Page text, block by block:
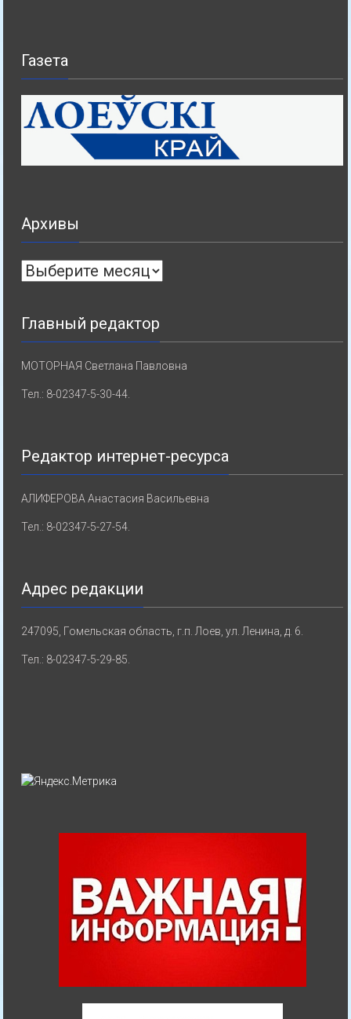
Газета
Архивы
Архивы
Главный редактор
МОТОРНАЯ Светлана Павловна
Тел.: 8-02347-5-30-44.
Редактор интернет-ресурса
АЛИФЕРОВА Анастасия Васильевна
Тел.: 8-02347-5-27-54.
Адрес редакции
247095, Гомельская область, г.п. Лоев, ул. Ленина, д. 6.
Тел.: 8-02347-5-29-85.